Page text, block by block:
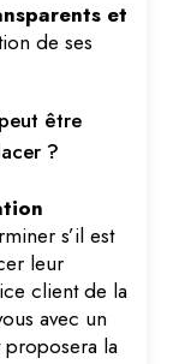
et
de ses
être
?
s’il est
leur
client de la
avec un
proposera la